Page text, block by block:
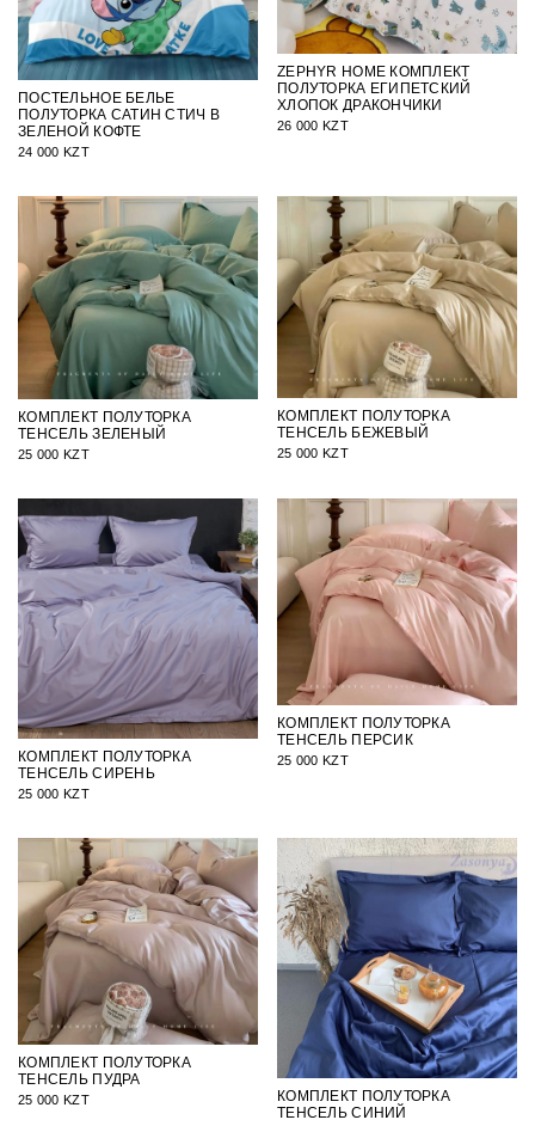
ПОСТЕЛЬНОЕ БЕЛЬЕ
ПОЛУТОРКА САТИН СТИЧ В
ЗЕЛЕНОЙ КОФТЕ
24 000 KZT
ZEPHYR HOME КОМПЛЕКТ
ПОЛУТОРКА ЕГИПЕТСКИЙ
ХЛОПОК ДРАКОНЧИКИ
26 000 KZT
КОМПЛЕКТ ПОЛУТОРКА
ТЕНСЕЛЬ ЗЕЛЕНЫЙ
25 000 KZT
КОМПЛЕКТ ПОЛУТОРКА
ТЕНСЕЛЬ БЕЖЕВЫЙ
25 000 KZT
КОМПЛЕКТ ПОЛУТОРКА
ТЕНСЕЛЬ СИРЕНЬ
25 000 KZT
КОМПЛЕКТ ПОЛУТОРКА
ТЕНСЕЛЬ ПЕРСИК
25 000 KZT
КОМПЛЕКТ ПОЛУТОРКА
ТЕНСЕЛЬ ПУДРА
25 000 KZT
КОМПЛЕКТ ПОЛУТОРКА
ТЕНСЕЛЬ СИНИЙ